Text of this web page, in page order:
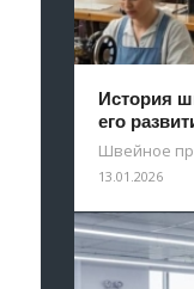
История
его
Швейное
13.01.2026